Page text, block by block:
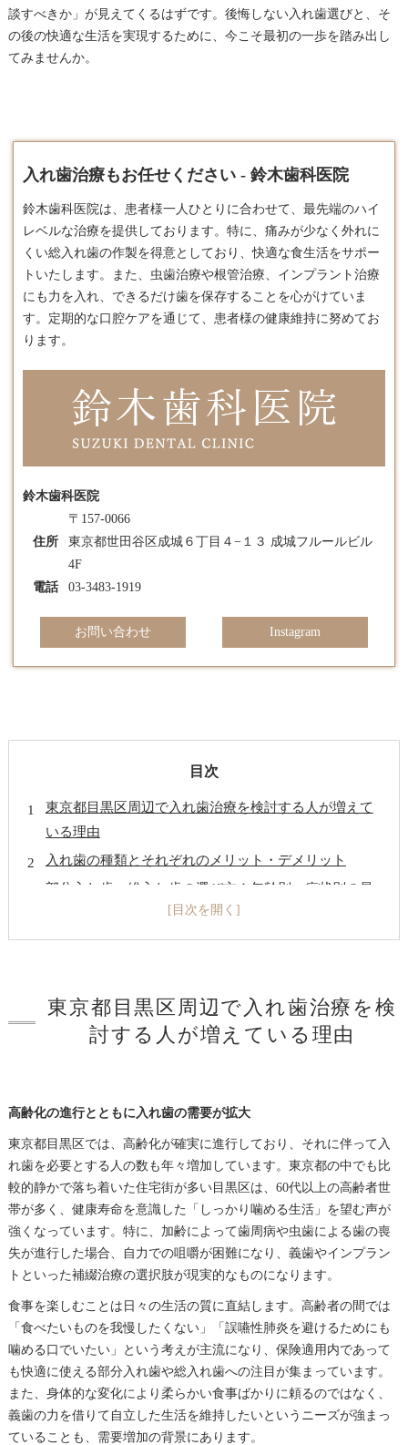
談すべきか」が見えてくるはずです。後悔しない入れ歯選びと、そ
の後の快適な生活を実現するために、今こそ最初の一歩を踏み出し
てみませんか。
入れ歯治療もお任せください - 鈴木歯科医院
鈴木歯科医院は、患者様一人ひとりに合わせて、最先端のハイ
レベルな治療を提供しております。​特に、痛みが少なく外れに
くい総入れ歯の作製を得意としており、快適な食生活をサポー
トいたします。​また、虫歯治療や根管治療、インプラント治療
にも力を入れ、できるだけ歯を保存することを心がけていま
す。​定期的な口腔ケアを通じて、患者様の健康維持に努めてお
ります。
鈴木歯科医院
住所
〒157-0066
東京都世田谷区成城６丁目４−１３ 成城フルールビル
4F
電話
03-3483-1919
お問い合わせ Instagram
目次
東京都目黒区周辺で入れ歯治療を検討する人が増えて
いる理由
入れ歯の種類とそれぞれのメリット・デメリット
部分入れ歯・総入れ歯の選び方！年齢別・症状別の最
入れ歯の正しい手入れと長持ちさせるコツ
よくある質問
東京都目黒区について
医院概要
関連エリア
対応地域
東京都目黒区周辺で入れ歯治療を検
討する人が増えている理由
高齢化の進行とともに入れ歯の需要が拡大
東京都目黒区では、高齢化が確実に進行しており、それに伴って入
れ歯を必要とする人の数も年々増加しています。東京都の中でも比
較的静かで落ち着いた住宅街が多い目黒区は、60代以上の高齢者世
帯が多く、健康寿命を意識した「しっかり噛める生活」を望む声が
強くなっています。特に、加齢によって歯周病や虫歯による歯の喪
失が進行した場合、自力での咀嚼が困難になり、義歯やインプラン
トといった補綴治療の選択肢が現実的なものになります。
食事を楽しむことは日々の生活の質に直結します。高齢者の間では
「食べたいものを我慢したくない」「誤嚥性肺炎を避けるためにも
噛める口でいたい」という考えが主流になり、保険適用内であって
も快適に使える部分入れ歯や総入れ歯への注目が集まっています。
また、身体的な変化により柔らかい食事ばかりに頼るのではなく、
義歯の力を借りて自立した生活を維持したいというニーズが強まっ
ていることも、需要増加の背景にあります。